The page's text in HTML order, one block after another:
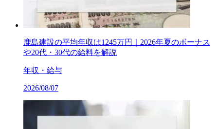
鹿島建設の平均年収は1245万円｜2026年夏のボーナス
や20代・30代の給料を解説
年収・給与
2026/08/07